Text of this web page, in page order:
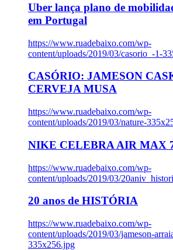
Uber lança plano de
em Portugal
https://www.ruadebaixo.com/wp-
content/uploads/2019/03/casorio_-1-
CASÓRIO: JAMESON
CERVEJA MUSA
https://www.ruadebaixo.com/wp-
content/uploads/2019/03/nature-
NIKE CELEBRA AIR MAX
https://www.ruadebaixo.com/wp-
content/uploads/2019/03/
20 anos de HISTÓRIA
https://www.ruadebaixo.com/wp-
content/uploads/2019/03/jameson-
335x256.jpg